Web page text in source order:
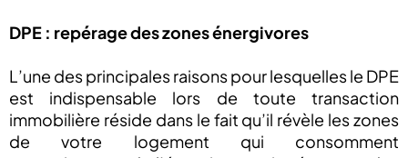
DPE : repérage des zones énergivores
L’une des principales raisons pour lesquelles le DPE
est indispensable lors de toute transaction
immobilière réside dans le fait qu’il révèle les zones
de votre logement qui consomment